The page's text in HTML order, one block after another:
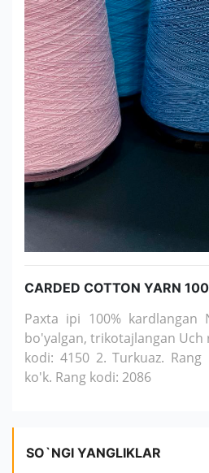
CARDED COTTON YARN
Paxta ipi 100% kardlangan
bo'yalgan, trikotajlangan Uch
kodi: 4150 2. Turkuaz.
ko'k. Rang kodi: 2086
SO`NGI YANGLIKLAR